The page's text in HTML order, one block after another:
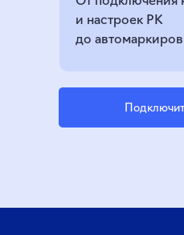
и настроек РК
до